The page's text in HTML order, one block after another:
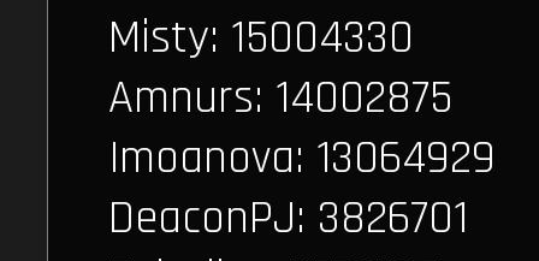
Misty: 15004330
Amnurs: 14002875
Imoanova: 13064929
DeaconPJ: 3826701